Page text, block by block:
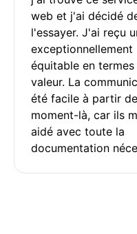
web et j'ai décidé
l'essayer. J'ai reçu
exceptionnellement
équitable en termes
valeur. La
été facile à partir
moment-là, car ils
aidé avec toute la
documentation